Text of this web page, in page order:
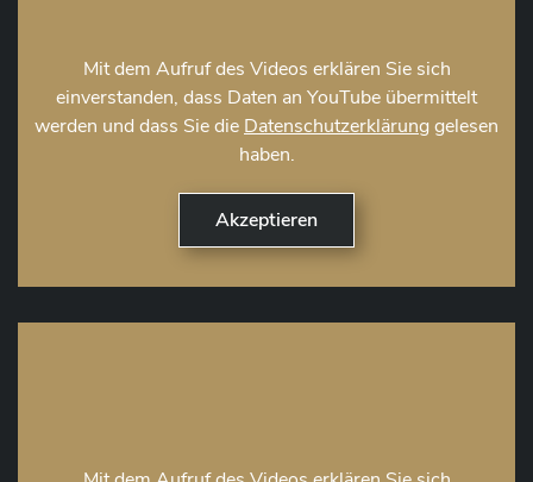
Mit dem Aufruf des Videos erklären Sie sich
einverstanden, dass Daten an YouTube übermittelt
werden und dass Sie die Datenschutzerklärunggelesen
haben.